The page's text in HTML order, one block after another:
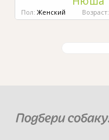
Пол: Женский Возраст: